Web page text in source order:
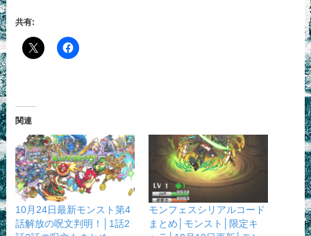
共有:
関連
10月24日最新モンスト第4
話解放の呪文判明！│1話2
モンフェスシリアルコード
まとめ│モンスト│限定キ